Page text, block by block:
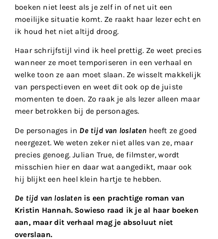
boeken niet leest als je zelf in of net uit een
moeilijke situatie komt. Ze raakt haar lezer echt en
ik houd het niet altijd droog.
Haar schrijfstijl vind ik heel prettig. Ze weet precies
wanneer ze moet temporiseren in een verhaal en
welke toon ze aan moet slaan. Ze wisselt makkelijk
van perspectieven en weet dit ook op de juiste
momenten te doen. Zo raak je als lezer alleen maar
meer betrokken bij de personages.
De personages in De tijd van loslaten heeft ze goed
neergezet. We weten zeker niet alles van ze, maar
precies genoeg. Julian True, de filmster, wordt
misschien hier en daar wat aangedikt, maar ook
hij blijkt een heel klein hartje te hebben.
De tijd van loslaten is een prachtige roman van
Kristin Hannah. Sowieso raad ik je al haar boeken
aan, maar dit verhaal mag je absoluut niet
overslaan.